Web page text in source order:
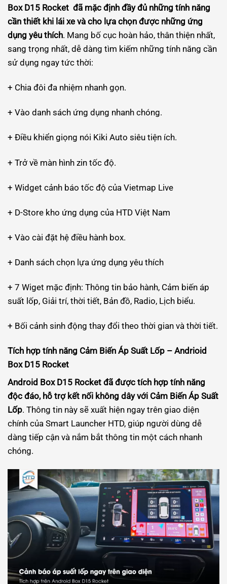
Box D15 Rocket đã mặc định đầy đủ những tính năng
cần thiết khi lái xe và cho lựa chọn được những ứng
dụng yêu thích. Mang bố cục hoàn hảo, thân thiện nhất,
sang trọng nhất, dễ dàng tìm kiếm những tính năng cần
sử dụng ngay tức thời:
+ Chia đôi đa nhiệm nhanh gọn.
+ Vào danh sách ứng dụng nhanh chóng.
+ Điều khiển giọng nói Kiki Auto siêu tiện ích.
+ Trở về màn hình zin tốc độ.
+ Widget cảnh báo tốc độ của Vietmap Live
+ D-Store kho ứng dụng của HTD Việt Nam
+ Vào cài đặt hệ điều hành box.
+ Danh sách chọn lựa ứng dụng yêu thích
+ 7 Wiget mặc định: Thông tin bảo hành, Cảm biến áp
suất lốp, Giải trí, thời tiết, Bản đồ, Radio, Lịch biểu.
+ Bối cảnh sinh động thay đổi theo thời gian và thời tiết.
Tích hợp tính năng Cảm Biến Áp Suất Lốp – Andrioid
Box D15 Rocket
Android Box D15 Rocket đã được tích hợp tính năng
độc đáo, hỗ trợ kết nối không dây với Cảm Biến Áp Suất
Lốp. Thông tin này sẽ xuất hiện ngay trên giao diện
chính của Smart Launcher HTD, giúp người dùng dễ
dàng tiếp cận và nắm bắt thông tin một cách nhanh
chóng.